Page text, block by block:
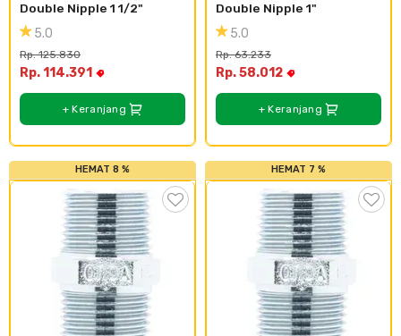
Double Nipple 1 1/2"
5.0
Rp. 125.830
Rp. 114.391
+ Keranjang
Double Nipple 1"
5.0
Rp. 63.233
Rp. 58.012
+ Keranjang
HEMAT 8 % HEMAT 7 %